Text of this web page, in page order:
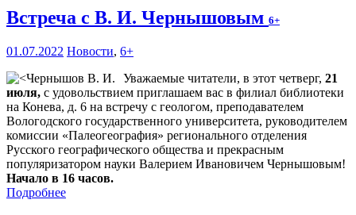
Встреча с В. И. Чернышовым 6+
01.07.2022 Новости, 6+
Уважаемые читатели, в этот четверг, 21
июля, с удовольствием приглашаем вас в филиал библиотеки
на Конева, д. 6 на встречу с геологом, преподавателем
Вологодского государственного университета, руководителем
комиссии «Палеогеография» регионального отделения
Русского географического общества и прекрасным
популяризатором науки Валерием Ивановичем Чернышовым!
Начало в 16 часов.
Подробнее